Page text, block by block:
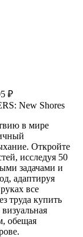
₽
New Shores
в мире
Откройте
исследуя 50
задачами и
адаптируя
все
труда купить
обещая